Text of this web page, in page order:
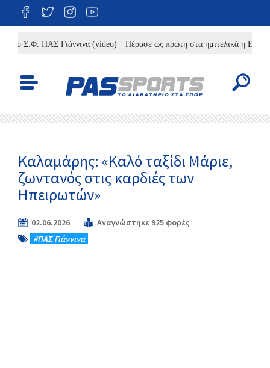
Σ.Φ. ΠΑΣ Γιάννινα (video) Πέρασε ως πρώτη στα ημιτελικά η Εθνική
Καλαμάρης: «Καλό ταξίδι Μάριε,
ζωντανός στις καρδιές των
Ηπειρωτών»
02.06.2026
Αναγνώστηκε 925 φορές
#ΠΑΣ Γιάννινα